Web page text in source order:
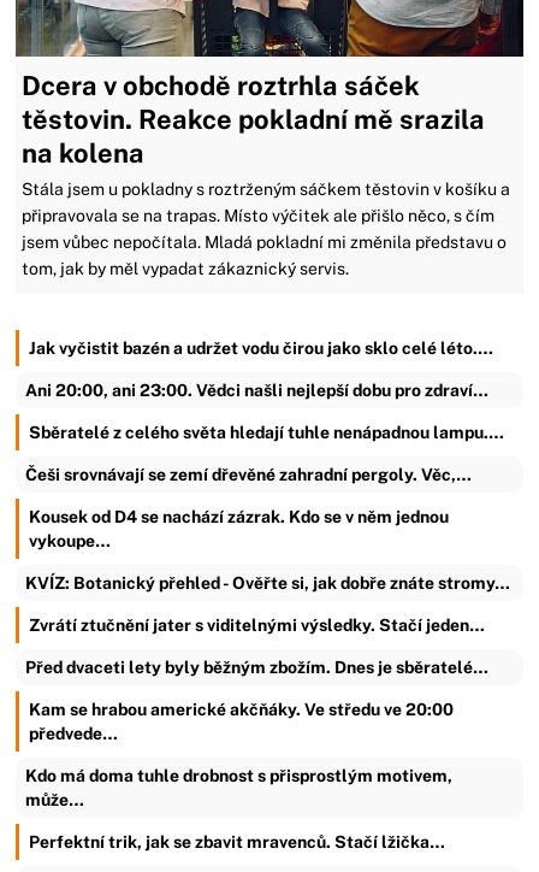
Dcera v obchodě roztrhla sáček
těstovin. Reakce pokladní mě srazila
na kolena
Stála jsem u pokladny s roztrženým sáčkem těstovin v košíku a
připravovala se na trapas. Místo výčitek ale přišlo něco, s čím
jsem vůbec nepočítala. Mladá pokladní mi změnila představu o
tom, jak by měl vypadat zákaznický servis.
Jak vyčistit bazén a udržet vodu čirou jako sklo celé léto.…
Ani 20:00, ani 23:00. Vědci našli nejlepší dobu pro zdraví…
Sběratelé z celého světa hledají tuhle nenápadnou lampu.…
Češi srovnávají se zemí dřevěné zahradní pergoly. Věc,…
Kousek od D4 se nachází zázrak. Kdo se v něm jednou
vykoupe…
KVÍZ: Botanický přehled - Ověřte si, jak dobře znáte stromy…
Zvrátí ztučnění jater s viditelnými výsledky. Stačí jeden…
Před dvaceti lety byly běžným zbožím. Dnes je sběratelé…
Kam se hrabou americké akčňáky. Ve středu ve 20:00
předvede…
Kdo má doma tuhle drobnost s přisprostlým motivem,
může…
Perfektní trik, jak se zbavit mravenců. Stačí lžička…